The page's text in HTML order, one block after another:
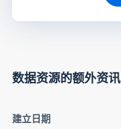
数据资源的额外资讯
建立日期